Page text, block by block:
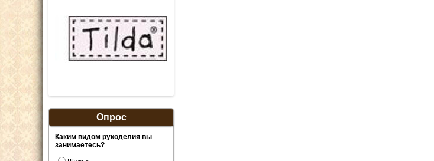
Опрос
Каким видом рукоделия вы
занимаетесь?